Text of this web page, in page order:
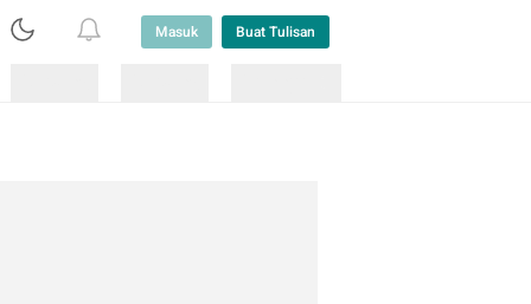
Masuk Buat Tulisan